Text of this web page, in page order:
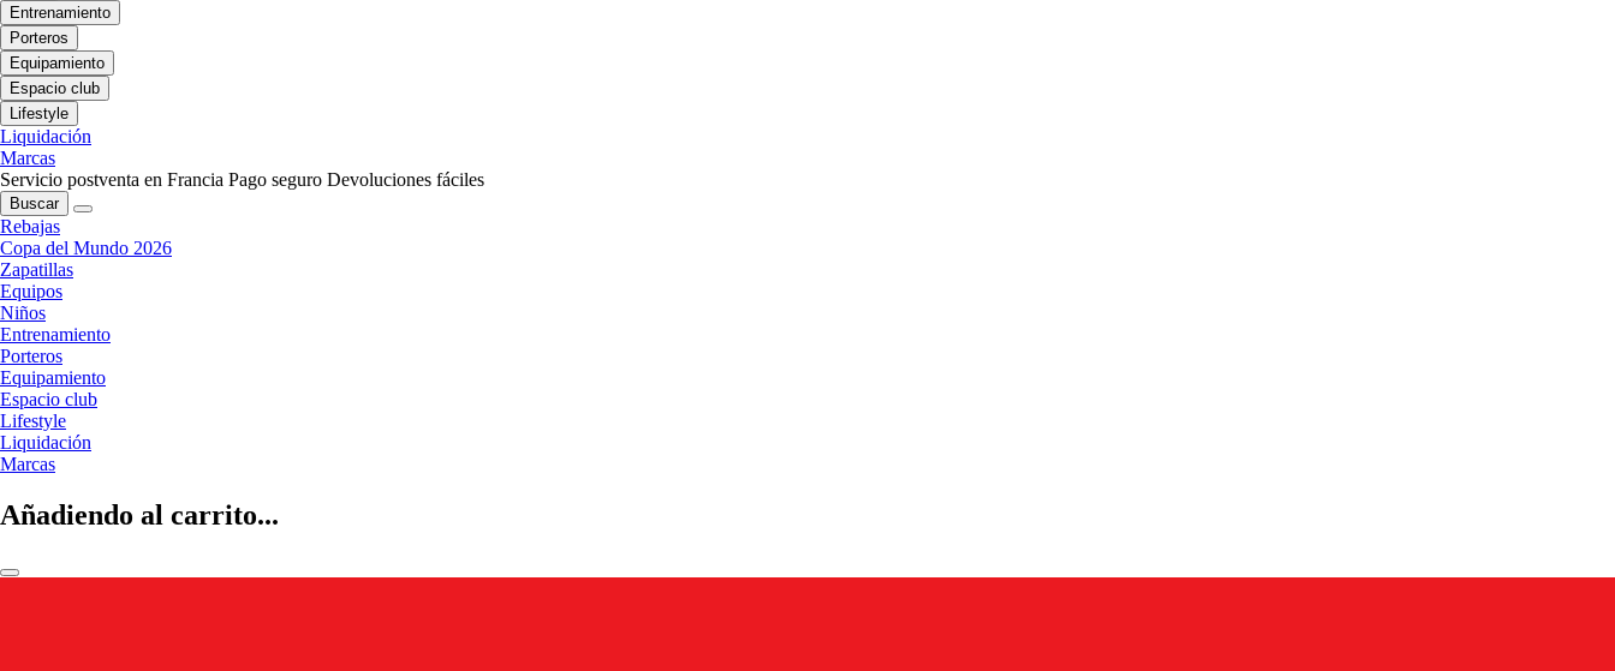
Entrenamiento
Porteros
Equipamiento
Espacio club
Lifestyle
Liquidación
Marcas
Servicio postventa en Francia Pago seguro Devoluciones fáciles
Buscar
Rebajas
Copa del Mundo 2026
Zapatillas
Equipos
Niños
Entrenamiento
Porteros
Equipamiento
Espacio club
Lifestyle
Liquidación
Marcas
Añadiendo al carrito...